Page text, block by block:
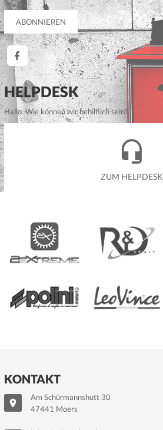
HELPDESK
Hallo. Wie können wir behilflich sein?
ZUM HELPDESK
KONTAKT
Am Schürmannshütt 30
47441 Moers